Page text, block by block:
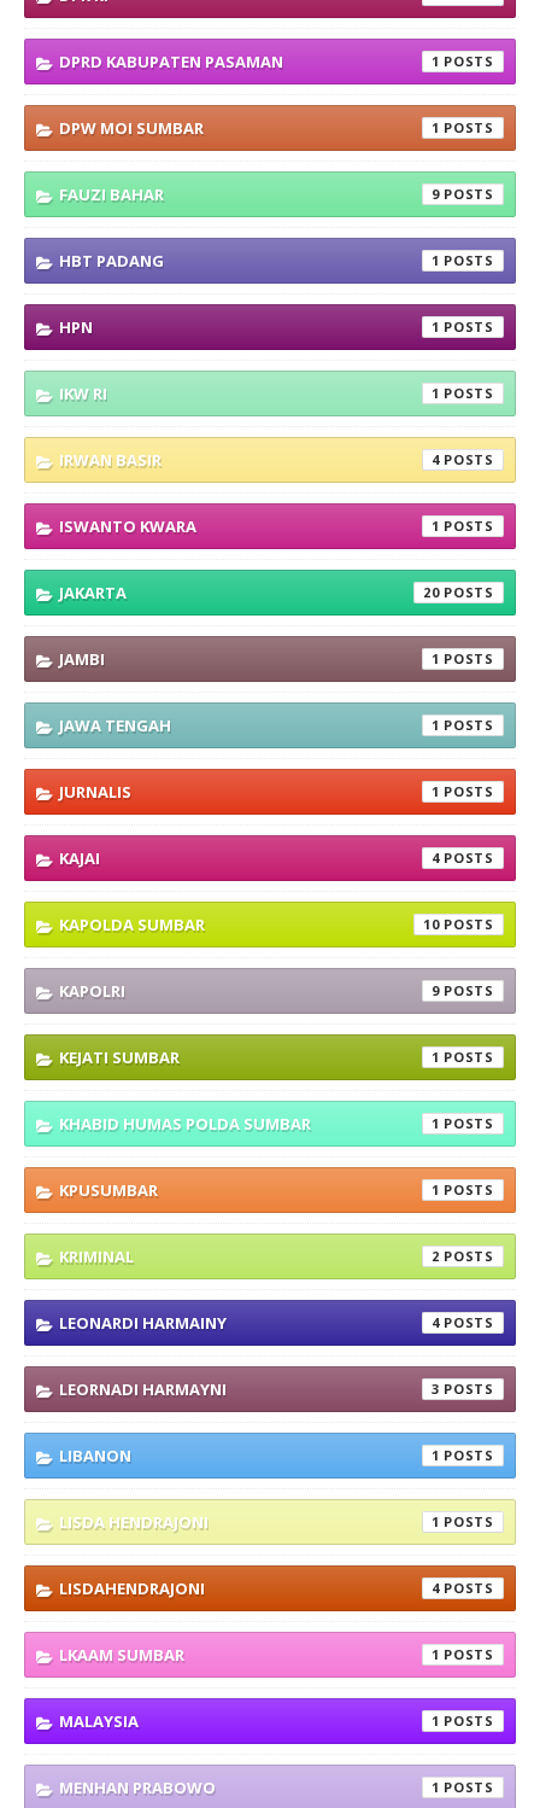
DPRD KABUPATEN PASAMAN 1
DPW MOI SUMBAR 1
FAUZI BAHAR 9
HBT PADANG 1
HPN 1
IKW RI 1
IRWAN BASIR 4
ISWANTO KWARA 1
JAKARTA 20
JAMBI 1
JAWA TENGAH 1
JURNALIS 1
KAJAI 4
KAPOLDA SUMBAR 10
KAPOLRI 9
KEJATI SUMBAR 1
KHABID HUMAS POLDA SUMBAR 1
KPUSUMBAR 1
KRIMINAL 2
LEONARDI HARMAINY 4
LEORNADI HARMAYNI 3
LIBANON 1
LISDA HENDRAJONI 1
LISDAHENDRAJONI 4
LKAAM SUMBAR 1
MALAYSIA 1
MENHAN PRABOWO 1